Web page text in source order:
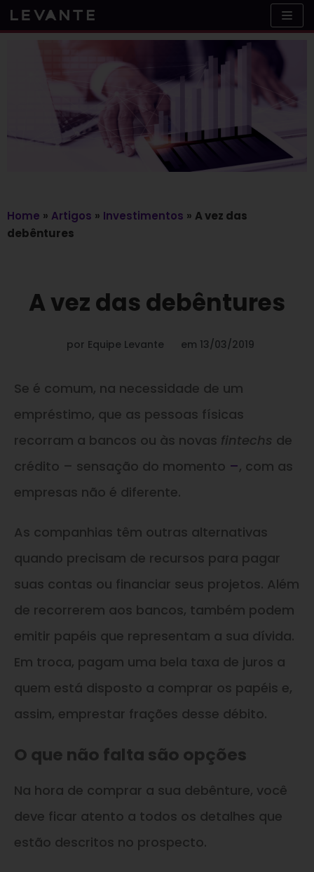
Skip
to
Home » Artigos » Investimentos » A vez das
debêntures
A vez das debêntures
por Equipe Levante em 13/03/2019
Se é comum, na necessidade de um
empréstimo, que as pessoas físicas
recorram a bancos ou às novas fintechs de
crédito – sensação do momento –, com as
empresas não é diferente.
As companhias têm outras alternativas
quando precisam de recursos para pagar
suas contas ou financiar seus projetos. Além
de recorrerem aos bancos, também podem
emitir papéis que representam a sua dívida.
Em troca, pagam uma bela taxa de juros a
quem está disposto a comprar os papéis e,
assim, emprestar frações desse débito.
O que não falta são opções
Na hora de comprar a sua debênture, você
deve ficar atento a todos os detalhes que
estão descritos no prospecto.